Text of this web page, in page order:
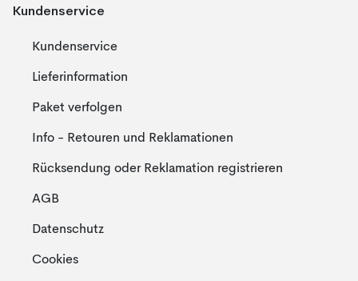
Kundenservice
Kundenservice
Lieferinformation
Paket verfolgen
Info - Retouren und Reklamationen
Rücksendung oder Reklamation registrieren
AGB
Datenschutz
Cookies